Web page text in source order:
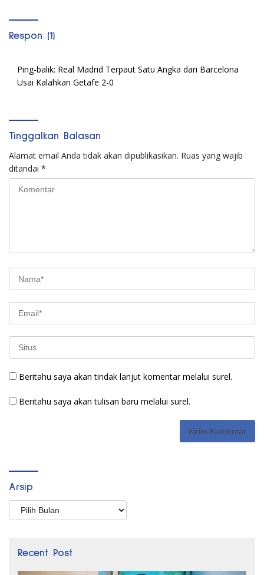
Respon (1)
Ping-balik: Real Madrid Terpaut Satu Angka dari Barcelona
Usai Kalahkan Getafe 2-0
Tinggalkan Balasan
Alamat email Anda tidak akan dipublikasikan. Ruas yang wajib
ditandai *
Beritahu saya akan tindak lanjut komentar melalui surel.
Beritahu saya akan tulisan baru melalui surel.
Arsip
Arsip
Recent Post